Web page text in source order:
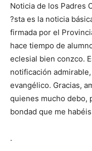
Noticia de los Padres
?sta es la noticia
firmada por el
hace tiempo de
eclesial bien conzco.
notificación
evangélico. Gracias,
quienes mucho debo,
bondad que me
.